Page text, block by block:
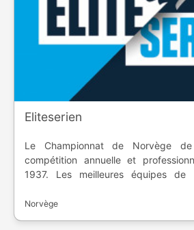
Eliteserien
Le Championnat de Norvège
compétition annuelle et
1937. Les meilleures équipes de
descendent en deuxième division.
Norvège